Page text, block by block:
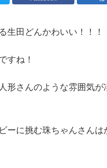
生田どんかわいい！！！
すね！
形さんのような雰囲気が
ーに挑む珠ちゃんさんは